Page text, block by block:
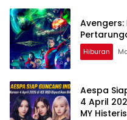
Avengers:
Hiburan
Aespa
4 April
MY Histeris